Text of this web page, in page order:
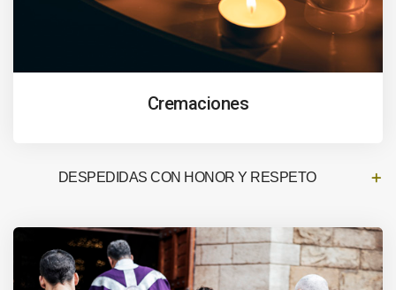
Cremaciones
DESPEDIDAS CON HONOR Y RESPETO